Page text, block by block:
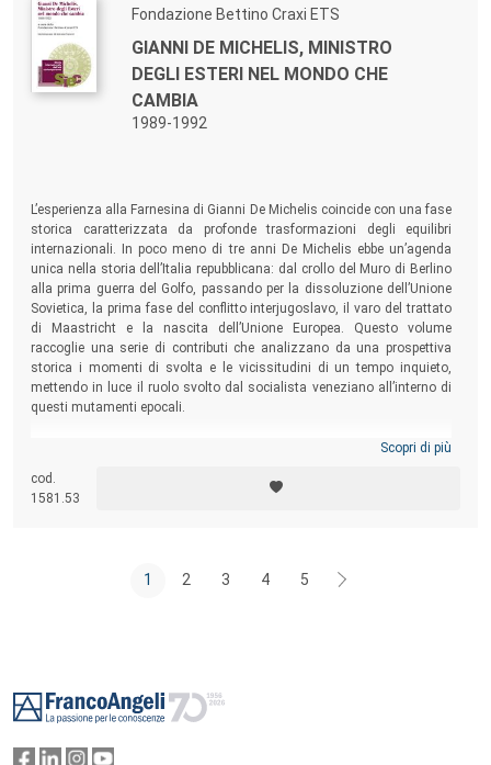
Fondazione Bettino Craxi ETS
GIANNI DE MICHELIS, MINISTRO
DEGLI ESTERI NEL MONDO CHE
CAMBIA
1989-1992
L’esperienza alla Farnesina di Gianni De Michelis coincide con una fase
storica caratterizzata da profonde trasformazioni degli equilibri
internazionali. In poco meno di tre anni De Michelis ebbe un’agenda
unica nella storia dell’Italia repubblicana: dal crollo del Muro di Berlino
alla prima guerra del Golfo, passando per la dissoluzione dell’Unione
Sovietica, la prima fase del conflitto interjugoslavo, il varo del trattato
di Maastricht e la nascita dell’Unione Europea. Questo volume
raccoglie una serie di contributi che analizzano da una prospettiva
storica i momenti di svolta e le vicissitudini di un tempo inquieto,
mettendo in luce il ruolo svolto dal socialista veneziano all’interno di
questi mutamenti epocali.
Scopri di più
cod.
1581.53
1 2 3 4 5